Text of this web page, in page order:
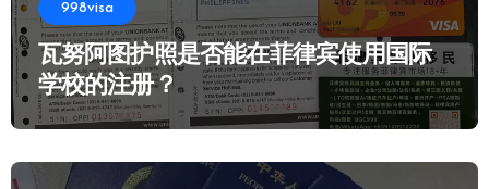
998visa
瓦努阿图护照是否能在菲律宾使用国际
学校的注册？